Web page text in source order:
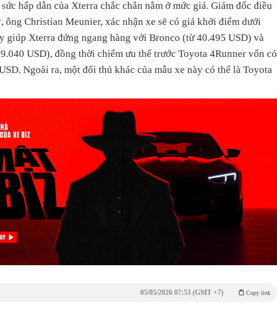
hấp dẫn của Xterra chắc chắn nằm ở mức giá. Giám đốc điều
ông Christian Meunier, xác nhận xe sẽ có giá khởi điểm dưới
giúp Xterra đứng ngang hàng với Bronco (từ 40.495 USD) và
USD), đồng thời chiếm ưu thế trước Toyota 4Runner vốn có
Ngoài ra, một đối thủ khác của mẫu xe này có thể là Toyota
Copy link
05/05/2026 07:53 (GMT +7)